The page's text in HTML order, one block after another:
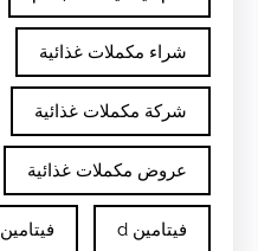
شراء مكملات غذائية
شركة مكملات غذائية
عروض مكملات غذائية
فيتامين d فيتامين k